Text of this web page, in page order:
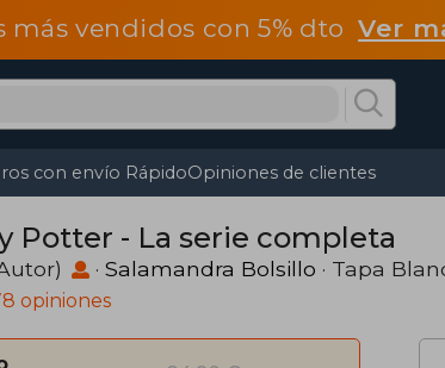
más vendidos con 5% dtoVer
con envío RápidoOpiniones de clientes
Potter - La serie completa
· Salamandra Bolsillo · Tapa
opiniones